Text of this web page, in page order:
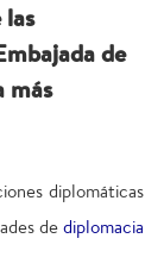
de
más
diplomáticas
dediplomacia